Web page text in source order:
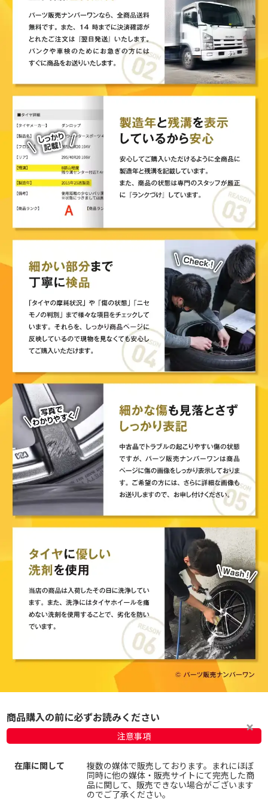
商品購入の前に必ずお読みください
注意事項
在庫に関して
複数の媒体で販売しております。まれにほぼ
同時に他の媒体・販売サイトにて完売した商
品に関して、販売できない場合がございます
のでご了承ください。